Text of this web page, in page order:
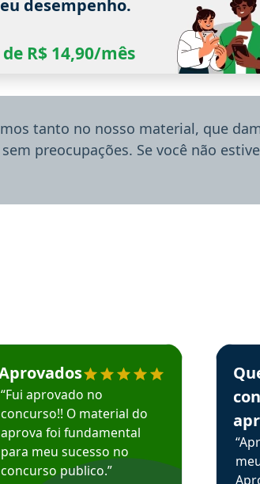
desempenho.
R$ 14,90/mês
tanto no nosso material, que
preocupações. Se você não
em depoimento
Mário recomenda o Aprova Concursos em
“Fui aprovado no
concurso!! O material do
aprova foi fundamental
para meu sucesso no
concurso publico.”